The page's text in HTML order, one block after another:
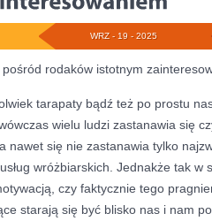
WRZ - 19 - 2025
rodaków istotnym
tarapaty bądź też po prostu
wielu ludzi zastanawia się
nawet się nie zastanawia tylko
wróżbiarskich. Jednakże tak w
czy faktycznie tego
starają się być blisko nas i nam